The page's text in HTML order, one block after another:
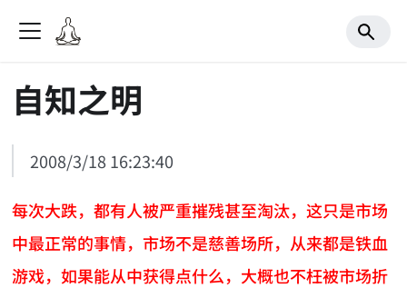
自知之明
2008/3/18 16:23:40
每次大跌，都有人被严重摧残甚至淘汰，这只是市场
中最正常的事情，市场不是慈善场所，从来都是铁血
游戏，如果能从中获得点什么，大概也不枉被市场折